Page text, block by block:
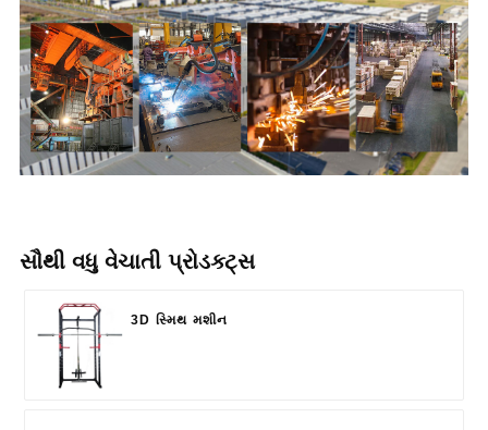
સૌથી વધુ વેચાતી પ્રોડક્ટ્સ
3D સ્મિથ મશીન